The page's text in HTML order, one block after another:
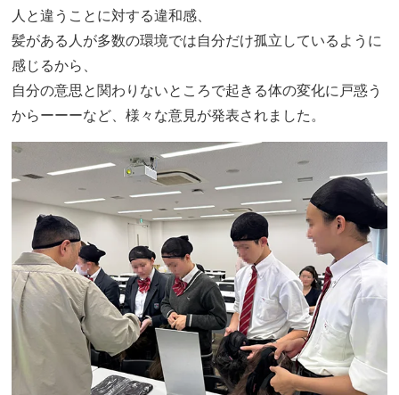
人と違うことに対する違和感、
髪がある人が多数の環境では自分だけ孤立しているように
感じるから、
自分の意思と関わりないところで起きる体の変化に戸惑う
からーーーなど、様々な意見が発表されました。